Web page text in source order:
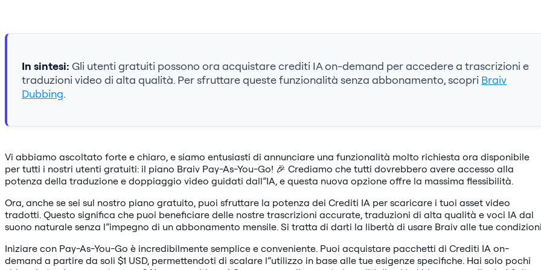
In sintesi: Gli utenti gratuiti possono ora acquistare crediti IA on-demand per accedere a trascrizioni e
traduzioni video di alta qualità. Per sfruttare queste funzionalità senza abbonamento, scopri Braiv
Dubbing.
Vi abbiamo ascoltato forte e chiaro, e siamo entusiasti di annunciare una funzionalità molto richiesta ora disponibile
per tutti i nostri utenti gratuiti: il piano Braiv Pay-As-You-Go! 🎉 Crediamo che tutti dovrebbero avere accesso alla
potenza della traduzione e doppiaggio video guidati dall”IA, e questa nuova opzione offre la massima flessibilità.
Ora, anche se sei sul nostro piano gratuito, puoi sfruttare la potenza dei Crediti IA per scaricare i tuoi asset video
tradotti. Questo significa che puoi beneficiare delle nostre trascrizioni accurate, traduzioni di alta qualità e voci IA dal
suono naturale senza l”impegno di un abbonamento mensile. Si tratta di darti la libertà di usare Braiv alle tue
Iniziare con Pay-As-You-Go è incredibilmente semplice e conveniente. Puoi acquistare pacchetti di Crediti IA on-
demand a partire da soli $1 USD, permettendoti di scalare l”utilizzo in base alle tue esigenze specifiche. Hai solo pochi